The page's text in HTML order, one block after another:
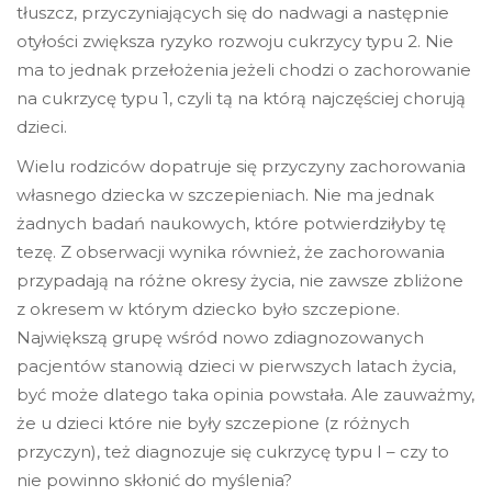
tłuszcz, przyczyniających się do nadwagi a następnie
otyłości zwiększa ryzyko rozwoju cukrzycy typu 2. Nie
ma to jednak przełożenia jeżeli chodzi o zachorowanie
na cukrzycę typu 1, czyli tą na którą najczęściej chorują
dzieci.
Wielu rodziców dopatruje się przyczyny zachorowania
własnego dziecka w szczepieniach. Nie ma jednak
żadnych badań naukowych, które potwierdziłyby tę
tezę. Z obserwacji wynika również, że zachorowania
przypadają na różne okresy życia, nie zawsze zbliżone
z okresem w którym dziecko było szczepione.
Największą grupę wśród nowo zdiagnozowanych
pacjentów stanowią dzieci w pierwszych latach życia,
być może dlatego taka opinia powstała. Ale zauważmy,
że u dzieci które nie były szczepione (z różnych
przyczyn), też diagnozuje się cukrzycę typu I – czy to
nie powinno skłonić do myślenia?